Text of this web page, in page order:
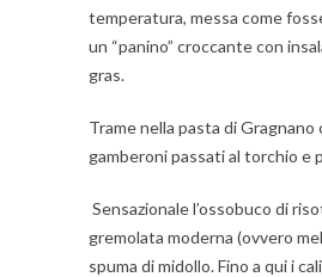
temperatura, messa come
un “panino” croccante con
gras.
Trame nella pasta di Gragnano
gamberoni passati al torchio e
Sensazionale l’ossobuco di
gremolata moderna (ovvero
spuma di midollo. Fino a qui i